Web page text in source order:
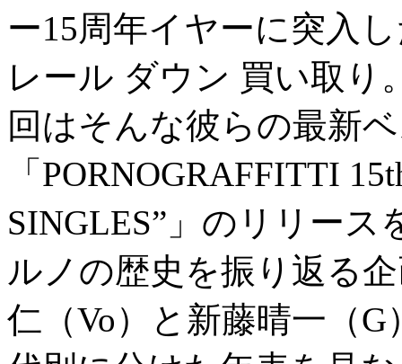
ー15周年イヤーに突入
レール ダウン 買い取り
回はそんな彼らの最新
「PORNOGRAFFITTI
SINGLES”」のリリー
ルノの歴史を振り返る
仁（Vo）と新藤晴一（